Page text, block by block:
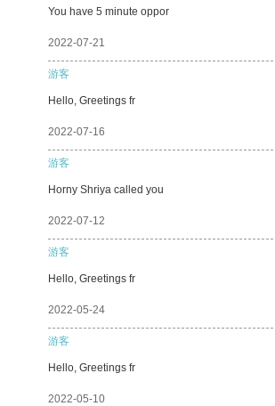
You have 5 minute oppor
2022-07-21
游客
Hello, Greetings fr
2022-07-16
游客
Horny Shriya called you
2022-07-12
游客
Hello, Greetings fr
2022-05-24
游客
Hello, Greetings fr
2022-05-10